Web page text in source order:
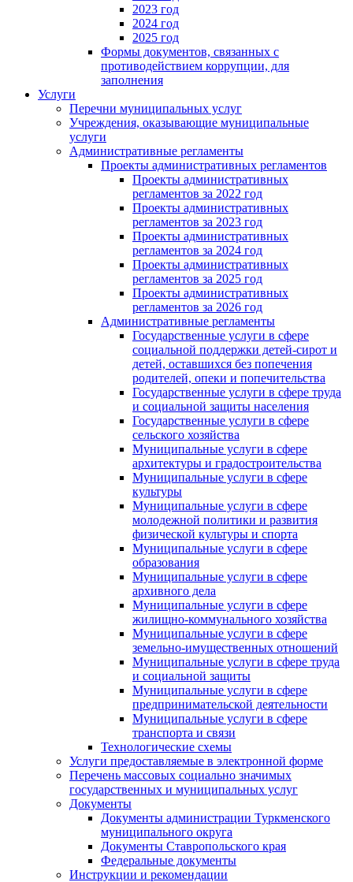
2023 год
2024 год
2025 год
Формы документов, связанных с
противодействием коррупции, для
заполнения
Услуги
Перечни муниципальных услуг
Учреждения, оказывающие муниципальные
услуги
Административные регламенты
Проекты административных регламентов
Проекты административных
регламентов за 2022 год
Проекты административных
регламентов за 2023 год
Проекты административных
регламентов за 2024 год
Проекты административных
регламентов за 2025 год
Проекты административных
регламентов за 2026 год
Административные регламенты
Государственные услуги в сфере
социальной поддержки детей-сирот и
детей, оставшихся без попечения
родителей, опеки и попечительства
Государственные услуги в сфере труда
и социальной защиты населения
Государственные услуги в сфере
сельского хозяйства
Муниципальные услуги в сфере
архитектуры и градостроительства
Муниципальные услуги в сфере
культуры
Муниципальные услуги в сфере
молодежной политики и развития
физической культуры и спорта
Муниципальные услуги в сфере
образования
Муниципальные услуги в сфере
архивного дела
Муниципальные услуги в сфере
жилищно-коммунального хозяйства
Муниципальные услуги в сфере
земельно-имущественных отношений
Муниципальные услуги в сфере труда
и социальной защиты
Муниципальные услуги в сфере
предпринимательской деятельности
Муниципальные услуги в сфере
транспорта и связи
Технологические схемы
Услуги предоставляемые в электронной форме
Перечень массовых социально значимых
государственных и муниципальных услуг
Документы
Документы администрации Туркменского
муниципального округа
Документы Ставропольского края
Федеральные документы
Инструкции и рекомендации